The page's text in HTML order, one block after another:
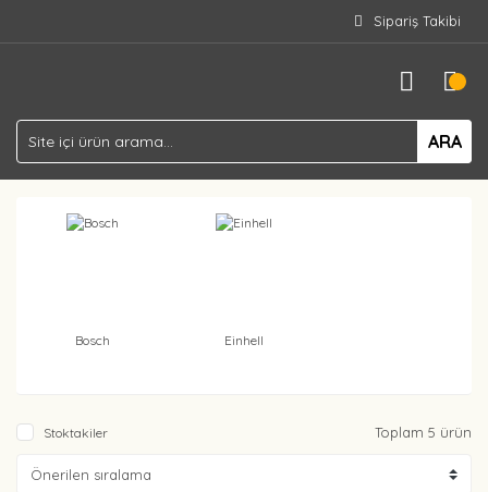
Sipariş Takibi
ARA
Bosch Einhell
Stoktakiler Toplam 5 ürün